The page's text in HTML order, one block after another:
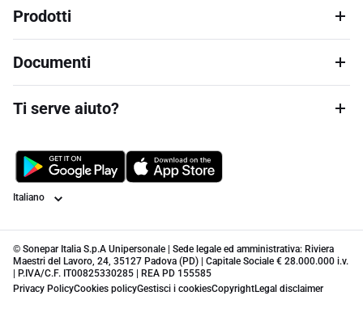
Prodotti
Documenti
Ti serve aiuto?
Lingua
© Sonepar Italia S.p.A Unipersonale | Sede legale ed amministrativa: Riviera
Maestri del Lavoro, 24, 35127 Padova (PD) | Capitale Sociale € 28.000.000 i.v.
| P.IVA/C.F. IT00825330285 | REA PD 155585
Privacy PolicyCookies policyGestisci i cookiesCopyrightLegal disclaimer